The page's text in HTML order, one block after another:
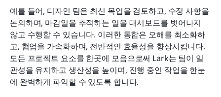
예를 들어, 디자인 팀은 최신 목업을 검토하고, 수정 사항을
논의하며, 마감일을 추적하는 일을 대시보드를 벗어나지
않고 수행할 수 있습니다. 이러한 통합은 오해를 최소화하
고, 협업을 가속화하며, 전반적인 효율성을 향상시킵니다.
모든 프로젝트 요소를 한곳에 모음으로써 Lark는 팀이 일
관성을 유지하고 생산성을 높이며, 진행 중인 작업을 한눈
에 완벽하게 파악할 수 있도록 합니다.